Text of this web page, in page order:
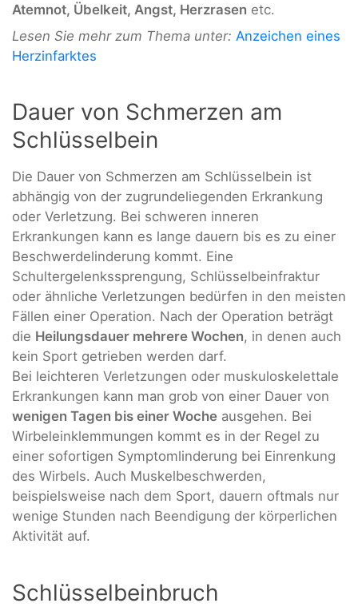
Atemnot, Übelkeit, Angst, Herzrasen etc.
Lesen Sie mehr zum Thema unter: Anzeichen eines
Herzinfarktes
Dauer von Schmerzen am
Schlüsselbein
Die Dauer von Schmerzen am Schlüsselbein ist
abhängig von der zugrundeliegenden Erkrankung
oder Verletzung. Bei schweren inneren
Erkrankungen kann es lange dauern bis es zu einer
Beschwerdelinderung kommt. Eine
Schultergelenkssprengung, Schlüsselbeinfraktur
oder ähnliche Verletzungen bedürfen in den meisten
Fällen einer Operation. Nach der Operation beträgt
die Heilungsdauer mehrere Wochen, in denen auch
kein Sport getrieben werden darf.
Bei leichteren Verletzungen oder muskuloskelettale
Erkrankungen kann man grob von einer Dauer von
wenigen Tagen bis einer Woche ausgehen. Bei
Wirbeleinklemmungen kommt es in der Regel zu
einer sofortigen Symptomlinderung bei Einrenkung
des Wirbels. Auch Muskelbeschwerden,
beispielsweise nach dem Sport, dauern oftmals nur
wenige Stunden nach Beendigung der körperlichen
Aktivität auf.
Schlüsselbeinbruch